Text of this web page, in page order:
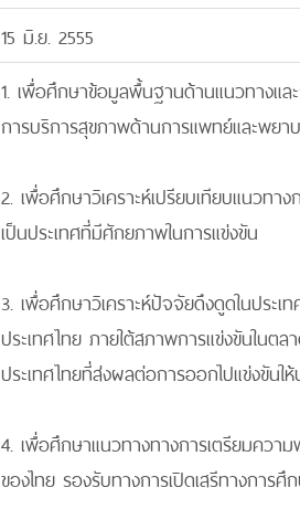
15 มิ.ย. 2555
1. เพื่อศึกษาข้อมูลพื้นฐานด้านแนวทางแล
การบริการสุขภาพด้านการแพทย์และพยา
2. เพื่อศึกษาวิเคราะห์เปรียบเทียบแนวท
เป็นประเทศที่มีศักยภาพในการแข่งขัน
3. เพื่อศึกษาวิเคราะห์ปัจจัยดึงดูดในประ
ประเทศไทย ภายใต้สภาพการแข่งขันในต
ประเทศไทยที่ส่งผลต่อการออกไปแข่งขัน
4. เพื่อศึกษาแนวทางทางการเตรียมควา
ของไทย รองรับทางการเปิดเสรีทางการ